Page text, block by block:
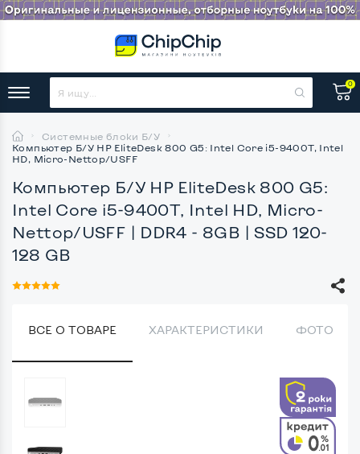
0
Системные блоки Б/У
Компьютер Б/У HP EliteDesk 800 G5: Intel Core i5-9400T, Intel
HD, Micro-Nettop/USFF
Компьютер Б/У HP EliteDesk 800 G5:
Intel Core i5-9400T, Intel HD, Micro-
Nettop/USFF | DDR4 - 8GB | SSD 120-
128 GB
ВСЕ О ТОВАРЕ ХАРАКТЕРИСТИКИ ФОТО